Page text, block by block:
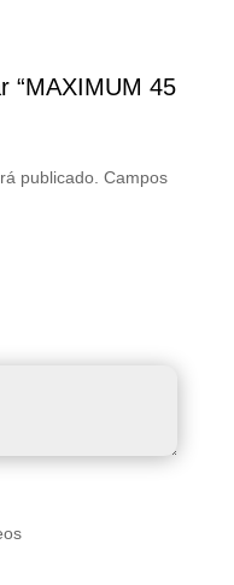
“MAXIMUM 45
publicado. Campos